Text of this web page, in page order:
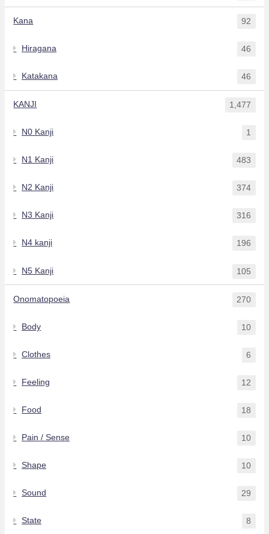
Kana 92
Hiragana 46
Katakana 46
KANJI 1,477
N0 Kanji 1
N1 Kanji 483
N2 Kanji 374
N3 Kanji 316
N4 kanji 196
N5 Kanji 105
Onomatopoeia 270
Body 10
Clothes 6
Feeling 12
Food 18
Pain / Sense 10
Shape 10
Sound 29
State 8